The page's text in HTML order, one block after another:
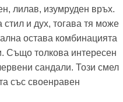
лилав, изумруден връх.
и дух, тогава тя може
остава комбинацията
Също толкова интересен
сандали. Този смел
със своенравен